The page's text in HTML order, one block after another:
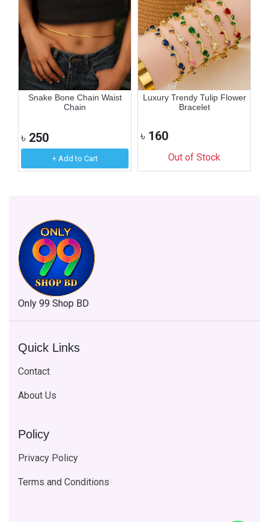
Snake Bone Chain Waist
Chain
৳ 250
+ Add to Cart
Luxury Trendy Tulip Flower
Bracelet
৳ 160
Out of Stock
Only 99 Shop BD
Quick Links
Contact
About Us
Policy
Privacy Policy
Terms and Conditions